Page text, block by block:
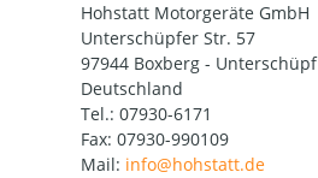
Hohstatt Motorgeräte GmbH
Unterschüpfer Str. 57
97944 Boxberg - Unterschüpf
Deutschland
Tel.: 07930-6171
Fax: 07930-990109
Mail: